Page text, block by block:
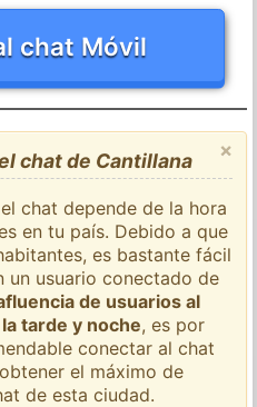
chat Móvil
×
chat de Cantillana
chat depende de la hora
en tu país. Debido a que
es bastante fácil
un usuario conectado de
de usuarios al
tarde y noche, es por
conectar al chat
el máximo de
de esta ciudad.